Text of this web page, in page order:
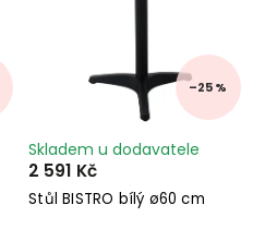
–25 %
Stůl BISTRO bílý ø60 cm
Skladem u dodavatele
2 591 Kč